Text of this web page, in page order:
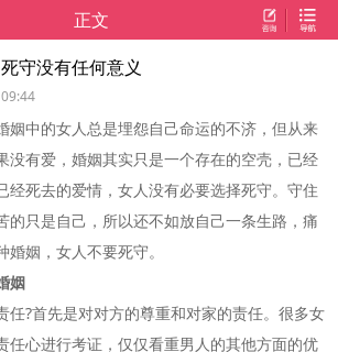
正文
守没有任何意义
姻中的女人总是埋怨自己命运的不济，但从来
没有爱，婚姻其实只是一个存在的空壳，已经
经死去的爱情，女人没有必要选择死守。守住
的只是自己，所以还不如放自己一条生路，痛
姻，女人不要死守。
姻
任?首先是对对方的尊重和对家的责任。很多女
任心进行考证，仅仅看重男人的其他方面的优